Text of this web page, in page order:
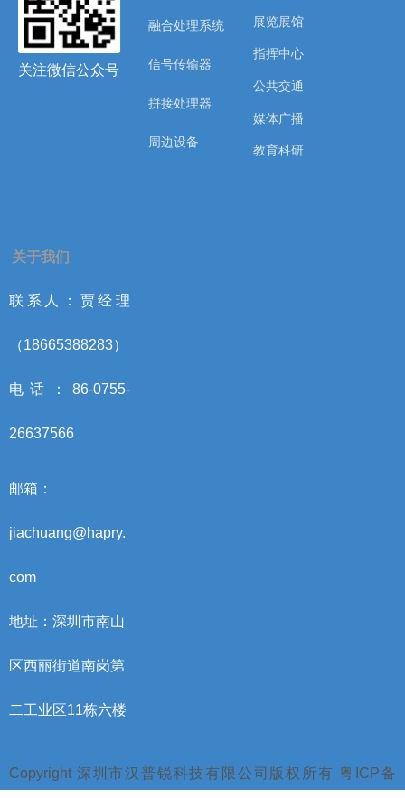
融合处理系统
信号传输器
拼接处理器
周边设备
展览展馆
指挥中心
公共交通
媒体广播
教育科研
联系人：贾经理
（18665388283）
电话：86-0755-
26637566
邮箱：
jiachuang@hapry.
com
地址：深圳市南山
区西丽街道南岗第
二工业区11栋六楼
关于我们
关注微信公众号
Copyright 深圳市汉普锐科技有限公司版权所有 粤ICP备